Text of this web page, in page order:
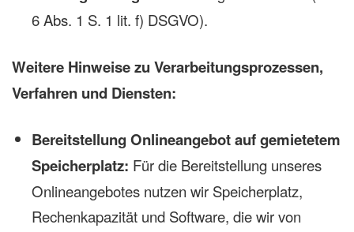
6 Abs. 1 S. 1 lit. f) DSGVO).
Weitere Hinweise zu Verarbeitungsprozessen,
Verfahren und Diensten:
Bereitstellung Onlineangebot auf gemietetem
Speicherplatz: Für die Bereitstellung unseres
Onlineangebotes nutzen wir Speicherplatz,
Rechenkapazität und Software, die wir von